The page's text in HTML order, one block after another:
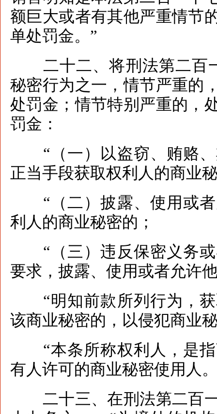
额巨大或者有其他严重情节
单处罚金。”
二十二、将刑法第二百
秘密行为之一，情节严重的
处罚金；情节特别严重的，
罚金：
“（一）以盗窃、贿赂、
正当手段获取权利人的商业
“（二）披露、使用或者
利人的商业秘密的；
“（三）违反保密义务或
要求，披露、使用或者允许
“明知前款所列行为，获
该商业秘密的，以侵犯商业
“本条所称权利人，是指
有人许可的商业秘密使用人
二十三、在刑法第二百一